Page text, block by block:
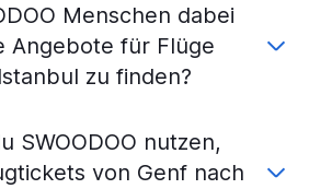
Antakya
Erzincan
Konya
Ordu
Van
Menschen dabei
Angebote für Flüge
zu finden?
SWOODOO nutzen,
von Genf nach